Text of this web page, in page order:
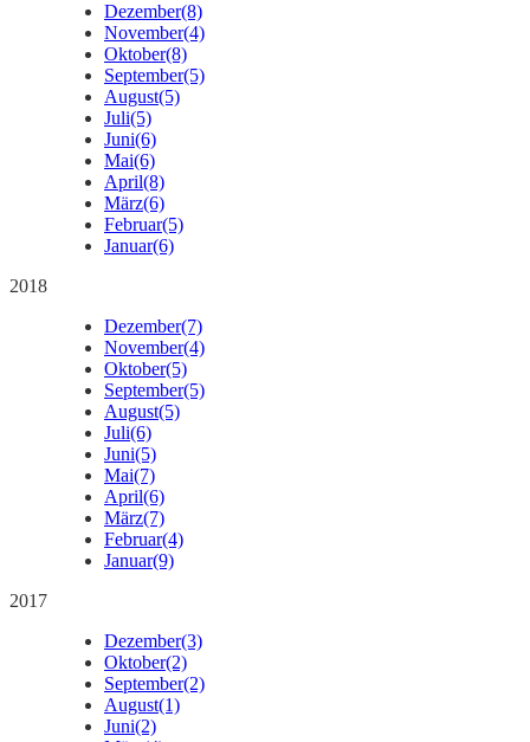
Dezember(8)
November(4)
Oktober(8)
September(5)
August(5)
Juli(5)
Juni(6)
Mai(6)
April(8)
März(6)
Februar(5)
Januar(6)
2018
Dezember(7)
November(4)
Oktober(5)
September(5)
August(5)
Juli(6)
Juni(5)
Mai(7)
April(6)
März(7)
Februar(4)
Januar(9)
2017
Dezember(3)
Oktober(2)
September(2)
August(1)
Juni(2)